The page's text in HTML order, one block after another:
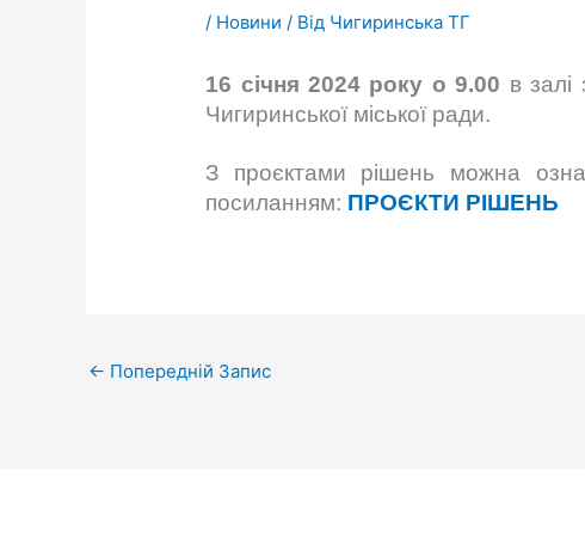
/ Новини / Від Чигиринська ТГ
16 січня 2024 року о 9.00 в залі
Чигиринської міської ради.
З проєктами рішень можна
посиланням: ПРОЄКТИ РІШЕНЬ
← Попередній Запис